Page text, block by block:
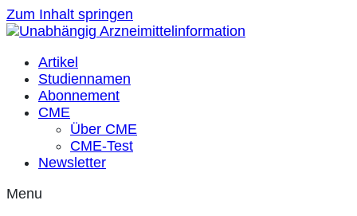
Zum Inhalt springen
Artikel
Studiennamen
Abonnement
CME
Über CME
CME-Test
Newsletter
Menu